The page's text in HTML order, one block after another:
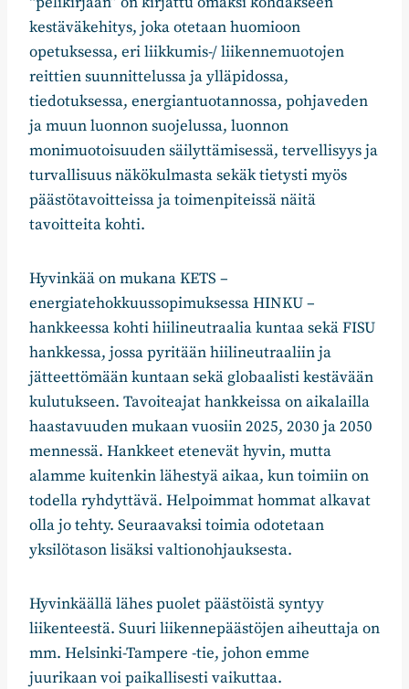
kestäväkehitys, joka otetaan huomioon
opetuksessa, eri liikkumis-/ liikennemuotojen
reittien suunnittelussa ja ylläpidossa,
tiedotuksessa, energiantuotannossa, pohjaveden
ja muun luonnon suojelussa, luonnon
monimuotoisuuden säilyttämisessä, tervellisyys ja
turvallisuus näkökulmasta sekäk tietysti myös
päästötavoitteissa ja toimenpiteissä näitä
tavoitteita kohti.
Hyvinkää on mukana KETS –
energiatehokkuussopimuksessa HINKU –
hankkeessa kohti hiilineutraalia kuntaa sekä FISU
hankkessa, jossa pyritään hiilineutraaliin ja
jätteettömään kuntaan sekä globaalisti kestävään
kulutukseen. Tavoiteajat hankkeissa on aikalailla
haastavuuden mukaan vuosiin 2025, 2030 ja 2050
mennessä. Hankkeet etenevät hyvin, mutta
alamme kuitenkin lähestyä aikaa, kun toimiin on
todella ryhdyttävä. Helpoimmat hommat alkavat
olla jo tehty. Seuraavaksi toimia odotetaan
yksilötason lisäksi valtionohjauksesta.
Hyvinkäällä lähes puolet päästöistä syntyy
liikenteestä. Suuri liikennepäästöjen aiheuttaja on
mm. Helsinki-Tampere -tie, johon emme
juurikaan voi paikallisesti vaikuttaa.